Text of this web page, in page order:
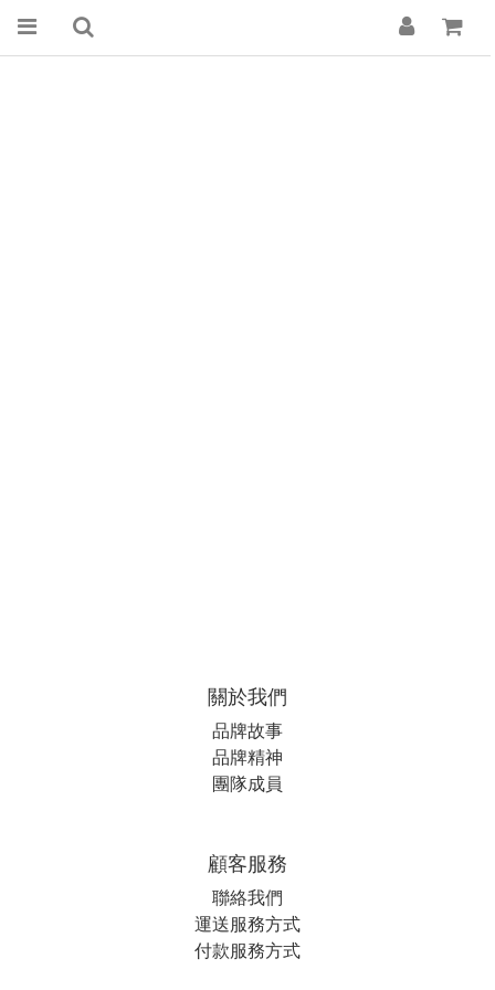
關於我們
品牌故事
品牌精神
團隊成員
顧客服務
聯絡我們
運送服務方式
付款服務方式